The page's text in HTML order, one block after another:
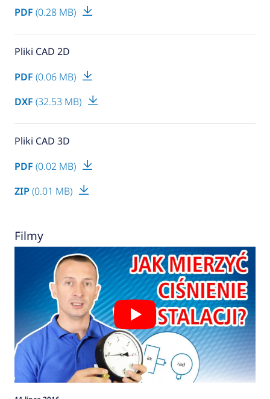
PDF (0.28 MB)
Pliki CAD 2D
PDF (0.06 MB)
DXF (32.53 MB)
Pliki CAD 3D
PDF (0.02 MB)
ZIP (0.01 MB)
Filmy